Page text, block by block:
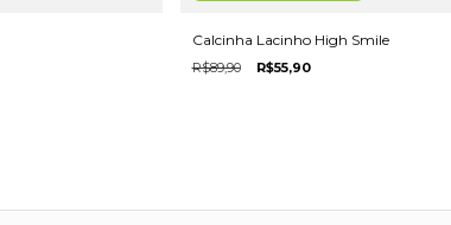
Calcinha Lacinho High Smile
R$89,90 R$55,90